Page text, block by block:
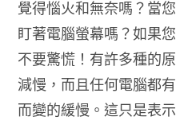
覺得惱火和無奈嗎？當
盯著電腦螢幕嗎？如果
不要驚慌！有許多種的
減慢，而且任何電腦都
而變的緩慢。這只是表